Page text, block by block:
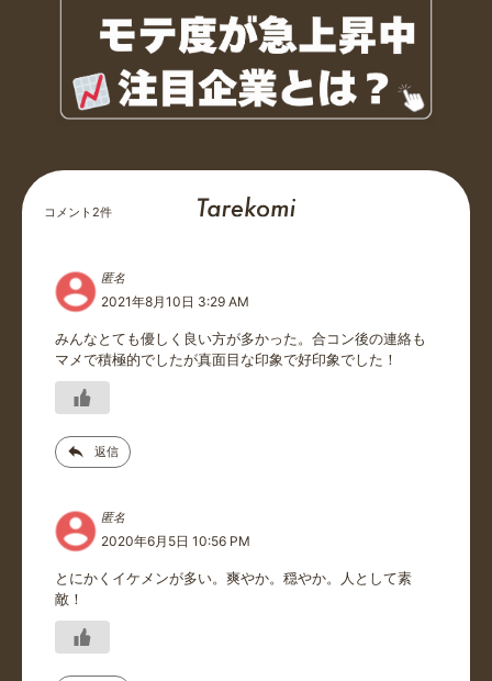
コメント 2件
匿名
2021年8月10日 3:29 AM
みんなとても優しく良い方が多かった。合コン後の連絡も
マメで積極的でしたが真面目な印象で好印象でした！
返信
匿名
2020年6月5日 10:56 PM
とにかくイケメンが多い。爽やか。穏やか。人として素
敵！